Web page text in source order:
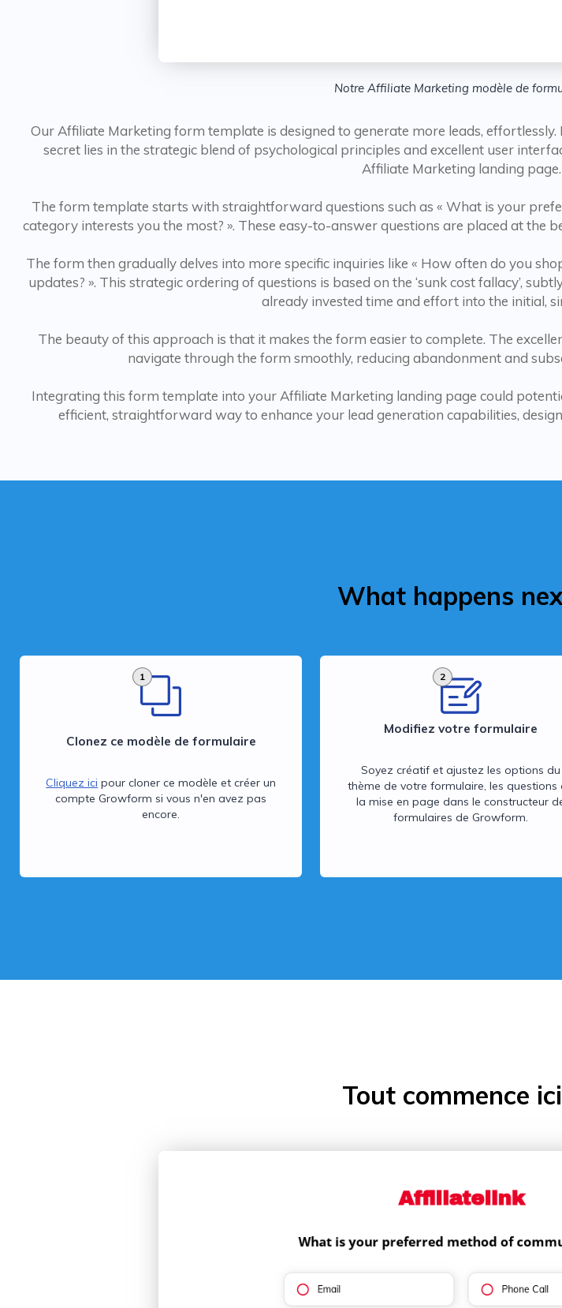
Notre Affiliate Marketing modèle de
Our Affiliate Marketing form template is designed to generate more leads,
secret lies in the strategic blend of psychological principles and excellent user
Affiliate Marketing landing page.
The form template starts with straightforward questions such as « What is your
category interests you the most? ». These easy-to-answer questions are placed at the
The form then gradually delves into more specific inquiries like « How often do you
updates? ». This strategic ordering of questions is based on the ‘sunk cost fallacy’,
already invested time and effort into the initial,
The beauty of this approach is that it makes the form easier to complete. The
navigate through the form smoothly, reducing abandonment and
Integrating this form template into your Affiliate Marketing landing page could
efficient, straightforward way to enhance your lead generation capabilities,
What happens
1
Clonez ce modèle de formulaire
Cliquez ici pour cloner ce modèle et créer un
compte Growform si vous n'en avez pas
encore.
2
Modifiez votre formulaire
Soyez créatif et ajustez les options du
thème de votre formulaire, les questions
la mise en page dans le constructeur
formulaires de Growform.
Tout commence